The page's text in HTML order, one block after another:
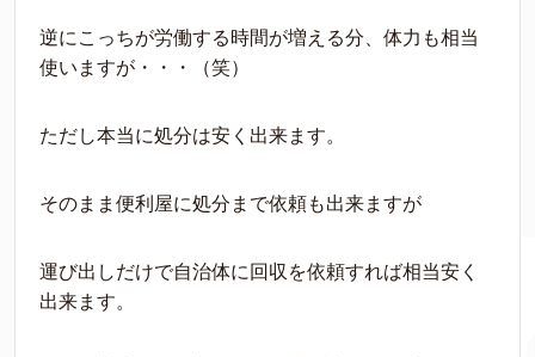
逆にこっちが労働する時間が増える分、体力も相当
使いますが・・・（笑）
ただし本当に処分は安く出来ます。
そのまま便利屋に処分まで依頼も出来ますが
運び出しだけで自治体に回収を依頼すれば相当安く
出来ます。